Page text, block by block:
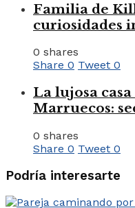
Familia de
curiosidades
0 shares
Share 0 Tweet 0
La lujosa
Marruecos:
0 shares
Share 0 Tweet 0
Podría interesarte